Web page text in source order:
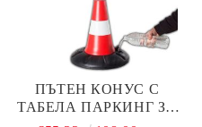
ПЪТЕН КОНУС С
ТАБЕЛА ПАРКИНГ ЗА